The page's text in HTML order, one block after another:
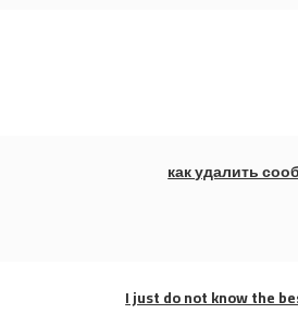
как удалить
I just do not know the